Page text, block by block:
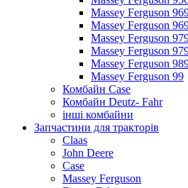
Massey Ferguson
Massey Ferguson
Massey Ferguson
Massey Ferguson
Massey Ferguson
Massey Ferguson 99
Комбайн Case
Комбайн Deutz- Fahr
інші комбайни
Запчастини для тракторів
Claas
John Deere
Case
Massey Ferguson